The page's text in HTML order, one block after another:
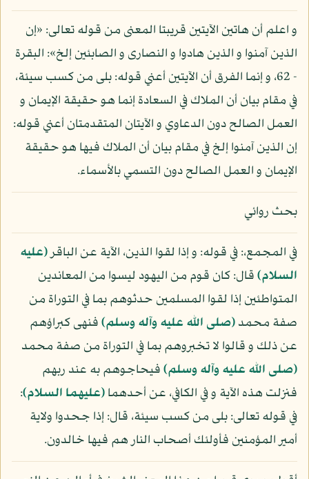
و اعلم أن هاتين الآيتين قريبتا المعنى من قوله تعالى: «إن
الذين آمنوا و الذين هادوا و النصارى و الصابئين إلخ»: البقرة
- 62، و إنما الفرق أن الآيتين أعني قوله: بلى من كسب سيئة،
في مقام بيان أن الملاك في السعادة إنما هو حقيقة الإيمان و
العمل الصالح دون الدعاوي و الآيتان المتقدمتان أعني قوله:
إن الذين آمنوا إلخ في مقام بيان أن الملاك فيها هو حقيقة
الإيمان و العمل الصالح دون التسمي بالأسماء.
بحث روائي
في المجمع،: في قوله: و إذا لقوا الذين، الآية عن الباقر(عليه
السلام)قال: كان قوم من اليهود ليسوا من المعاندين
المتواطئين إذا لقوا المسلمين حدثوهم بما في التوراة من
صفة محمد(صلى الله عليه وآله وسلم)فنهى كبراؤهم
عن ذلك و قالوا لا تخبروهم بما في التوراة من صفة محمد
(صلى الله عليه وآله وسلم)فيحاجوهم به عند ربهم
فنزلت هذه الآية و في الكافي، عن أحدهما(عليهما السلام):
في قوله تعالى: بلى من كسب سيئة، قال: إذا جحدوا ولاية
أمير المؤمنين فأولئك أصحاب النار هم فيها خالدون.